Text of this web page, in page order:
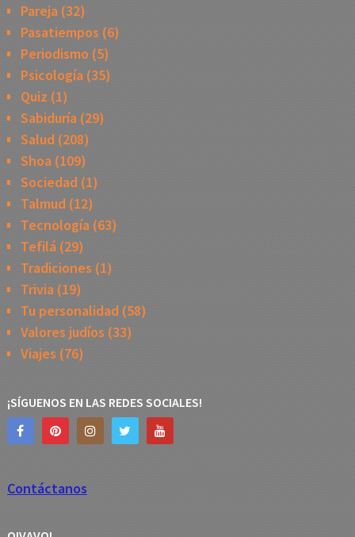
Pareja(32)
Pasatiempos (6)
Periodismo (5)
Psicología(35)
Quiz (1)
Sabiduría(29)
Salud (208)
Shoa(109)
Sociedad(1)
Talmud (12)
Tecnología(63)
Tefilá(29)
Tradiciones (1)
Trivia(19)
Tu personalidad(58)
Valores judíos (33)
Viajes (76)
¡SÍGUENOS EN LAS REDES SOCIALES!
Contáctanos